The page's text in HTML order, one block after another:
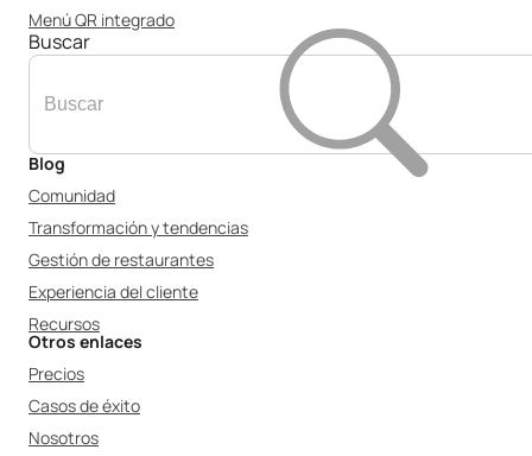
Menú QR integrado
Buscar
Blog
Comunidad
Transformación y tendencias
Gestión de restaurantes
Experiencia del cliente
Recursos
Otros enlaces
Precios
Casos de éxito
Nosotros